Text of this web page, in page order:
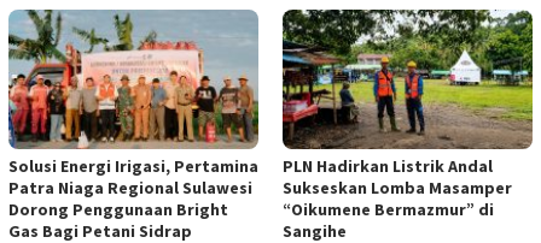
Solusi Energi Irigasi, Pertamina
Patra Niaga Regional Sulawesi
Dorong Penggunaan Bright
Gas Bagi Petani Sidrap
PLN Hadirkan Listrik Andal
Sukseskan Lomba Masamper
“Oikumene Bermazmur” di
Sangihe